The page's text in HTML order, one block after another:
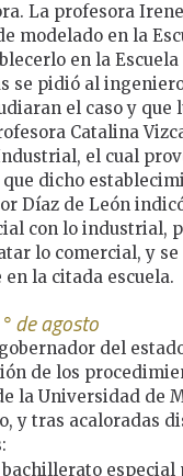
La profesora
modelado en la
en la
se pidió al
el caso y
Catalina
el cual
dicho
Díaz de León
con lo industrial,
lo comercial, y
la citada escuela.
de agosto
del
de los
la Universidad de
y tras acaloradas
bachillerato especial